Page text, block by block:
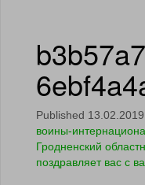
Published 13.02.2019
воины-
Гродненский
поздравляет вас с